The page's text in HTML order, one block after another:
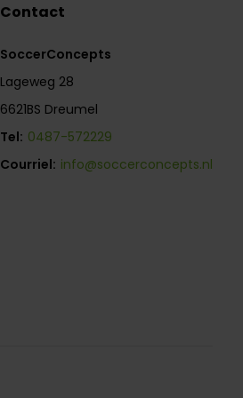
Contact
SoccerConcepts
Lageweg 28
6621BS Dreumel
Tel: 0487-572229
Courriel: info@soccerconcepts.nl